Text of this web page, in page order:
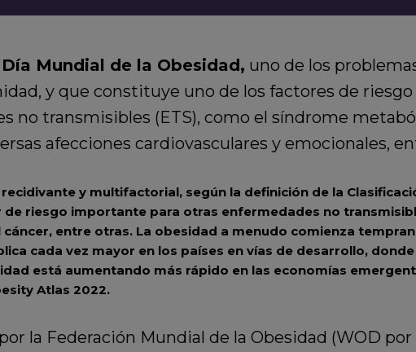
Mundial de la Obesidad, uno de los
y que constituye uno de los factores de riesgo
no transmisibles (ETS), como el síndrome
afecciones cardiovasculares y emocionales,
y multifactorial, según la definición de la
de riesgo importante para otras enfermedades no
entre otras. La obesidad a menudo comienza
cada vez mayor en los países en vías de desarrollo,
está aumentando más rápido en las economías
Atlas 2022.
la Federación Mundial de la Obesidad (WOD